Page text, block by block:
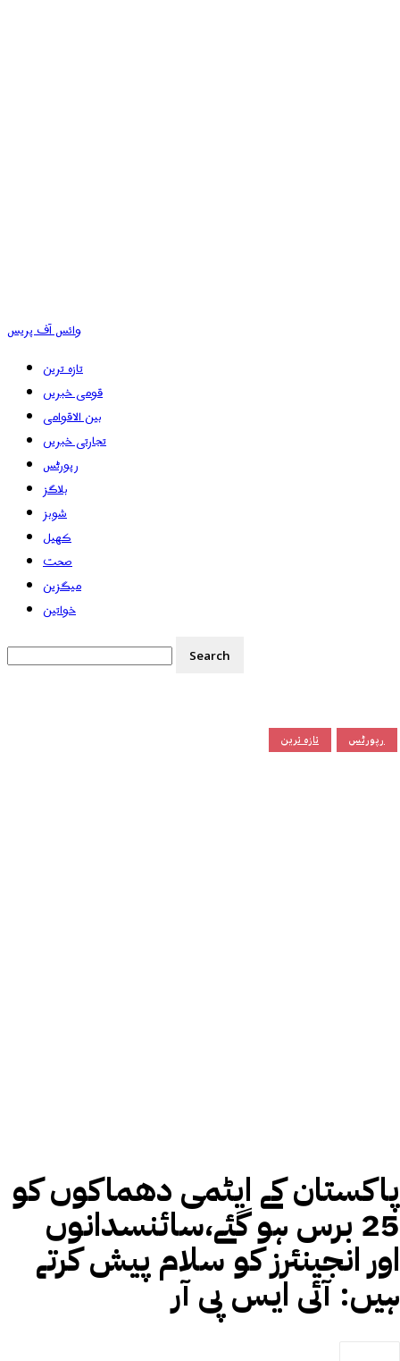
وائس آف پریس
تازہ ترین
قومی خبریں
بین الاقوامی
تجارتی خبریں
رپورٹس
بلاگز
شوبز
کھیل
صحت
میگزین
خواتین
تازہ ترین رپورٹس
پاکستان کے ایٹمی دھماکوں کو
25 برس ہو گئے،سائنسدانوں
اور انجینئرز کو سلام پیش کرتے
ہیں: آئی ایس پی آر